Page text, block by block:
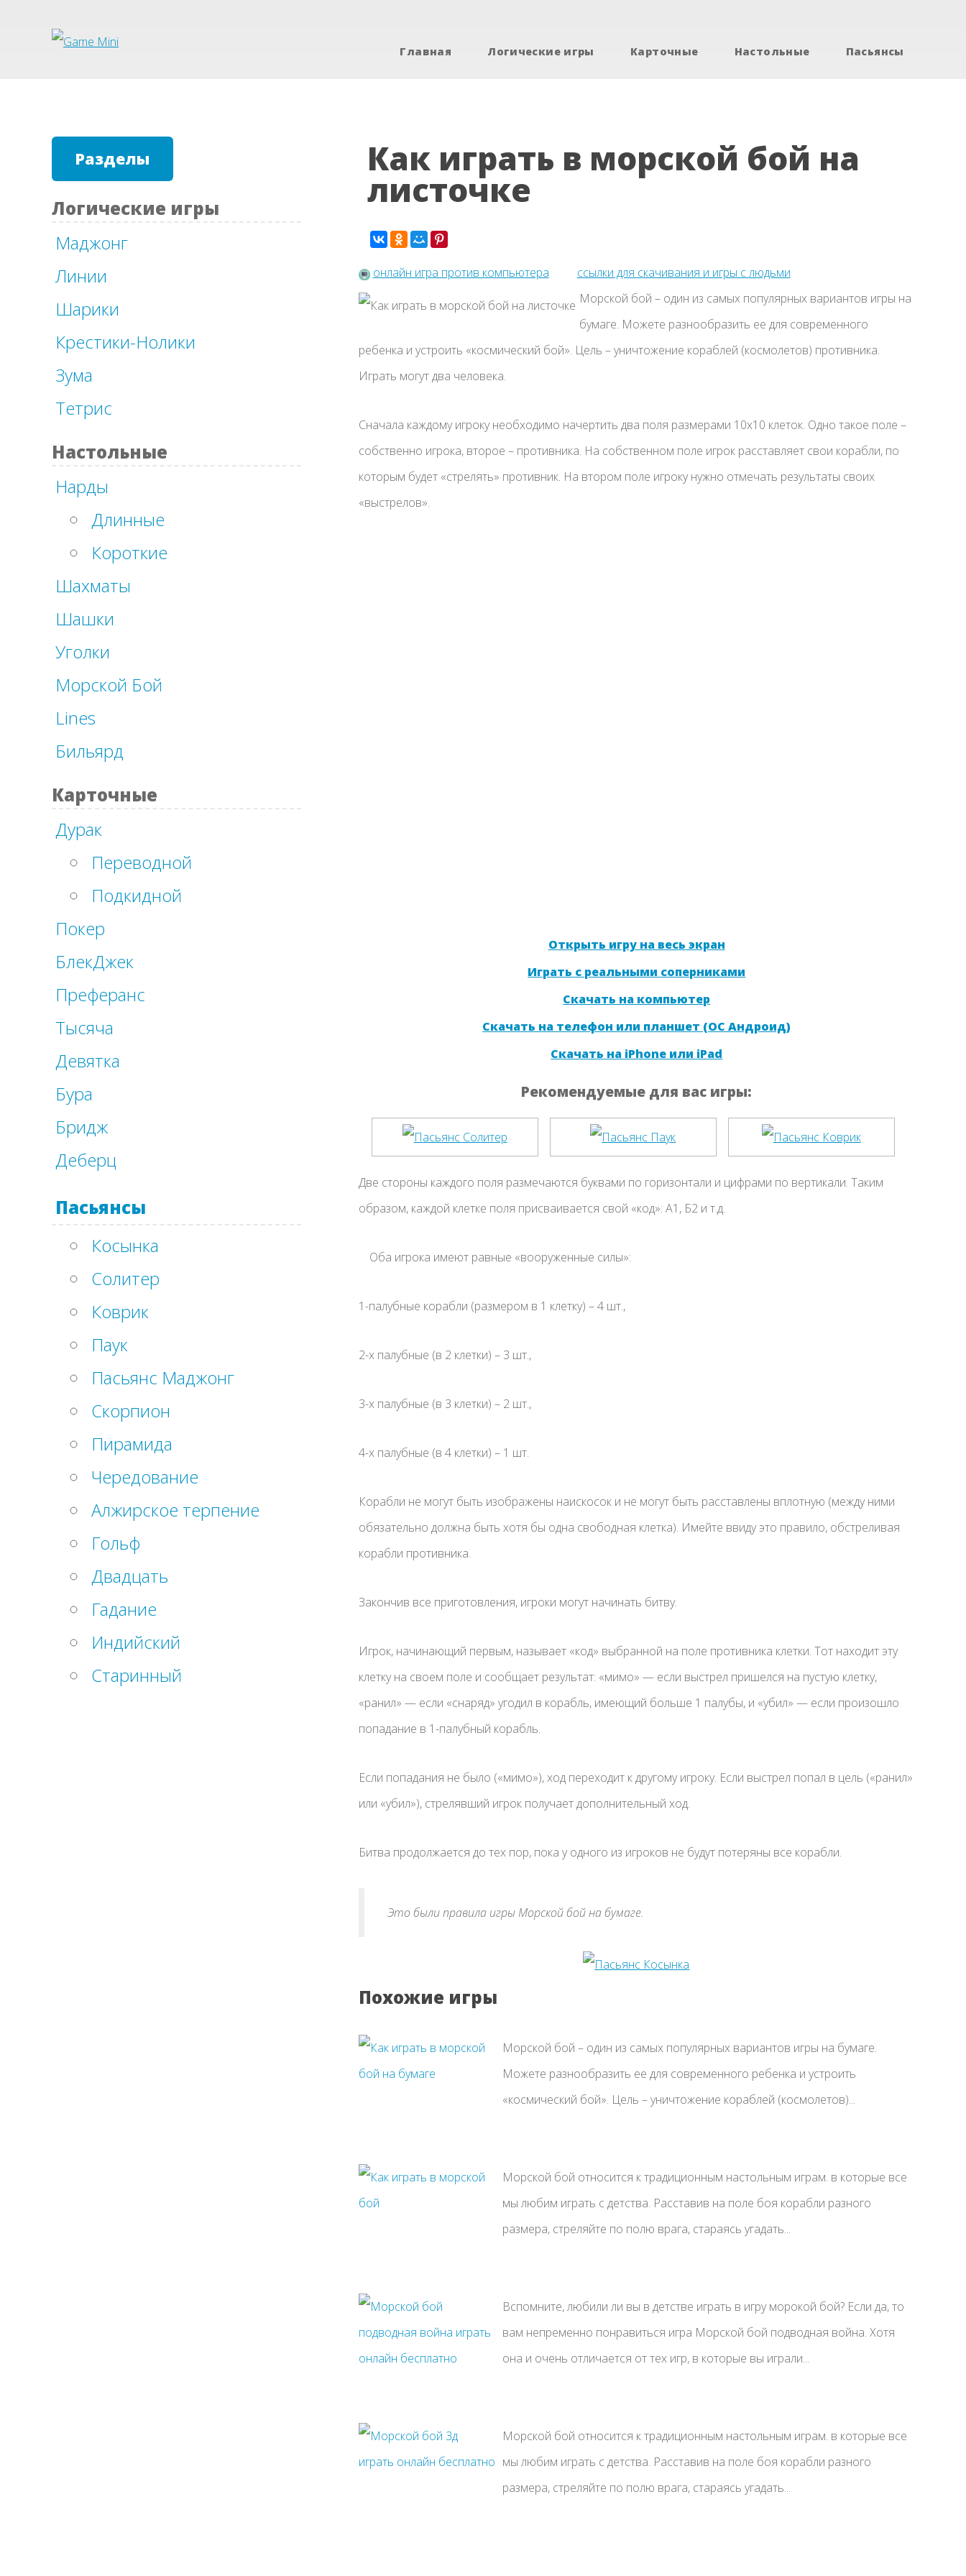
Главная Логические игры Карточные Настольные Пасьянсы
Разделы
Логические игры
Маджонг
Линии
Шарики
Крестики-Нолики
Зума
Тетрис
Настольные
Нарды
Длинные
Короткие
Шахматы
Шашки
Уголки
Морской Бой
Lines
Бильярд
Карточные
Дурак
Переводной
Подкидной
Покер
БлекДжек
Преферанс
Тысяча
Девятка
Бура
Бридж
Деберц
Пасьянсы
Косынка
Солитер
Коврик
Паук
Пасьянс Маджонг
Скорпион
Пирамида
Чередование
Алжирское терпение
Гольф
Двадцать
Гадание
Индийский
Старинный
Как играть в морской бой на
листочке
онлайн игра против компьютера
ссылки для скачивания и игры с людьми
Морской бой – один из самых популярных вариантов игры на
бумаге. Можете разнообразить ее для современного
ребенка и устроить «космический бой». Цель – уничтожение кораблей (космолетов) противника.
Играть могут два человека.
Сначала каждому игроку необходимо начертить два поля размерами 10х10 клеток. Одно такое поле –
собственно игрока, второе – противника. На собственном поле игрок расставляет свои корабли, по
которым будет «стрелять» противник. На втором поле игроку нужно отмечать результаты своих
«выстрелов».
Открыть игру на весь экран
Играть с реальными соперниками
Скачать на компьютер
Скачать на телефон или планшет (ОС Андроид)
Скачать на iPhone или iPad
Рекомендуемые для вас игры:
Две стороны каждого поля размечаются буквами по горизонтали и цифрами по вертикали. Таким
образом, каждой клетке поля присваивается свой «код»: А1, Б2 и т.д.
Оба игрока имеют равные «вооруженные силы»:
1-палубные корабли (размером в 1 клетку) – 4 шт.,
2-х палубные (в 2 клетки) – 3 шт.,
3-х палубные (в 3 клетки) – 2 шт.,
4-х палубные (в 4 клетки) – 1 шт.
Корабли не могут быть изображены наискосок и не могут быть расставлены вплотную (между ними
обязательно должна быть хотя бы одна свободная клетка). Имейте ввиду это правило, обстреливая
корабли противника.
Закончив все приготовления, игроки могут начинать битву.
Игрок, начинающий первым, называет «код» выбранной на поле противника клетки. Тот находит эту
клетку на своем поле и сообщает результат: «мимо» — если выстрел пришелся на пустую клетку,
«ранил» — если «снаряд» угодил в корабль, имеющий больше 1 палубы, и «убил» — если произошло
попадание в 1-палубный корабль.
Если попадания не было («мимо»), ход переходит к другому игроку. Если выстрел попал в цель («ранил»
или «убил»), стрелявший игрок получает дополнительный ход.
Битва продолжается до тех пор, пока у одного из игроков не будут потеряны все корабли.
Это были правила игры Морской бой на бумаге.
Похожие игры
Морской бой – один из самых популярных вариантов игры на бумаге.
Можете разнообразить ее для современного ребенка и устроить
«космический бой». Цель – уничтожение кораблей (космолетов)...
Морской бой относится к традиционным настольным играм. в которые все
мы любим играть с детства. Расставив на поле боя корабли разного
размера, стреляйте по полю врага, стараясь угадать...
Вспомните, любили ли вы в детстве играть в игру морокой бой? Если да, то
вам непременно понравиться игра Морской бой подводная война. Хотя
она и очень отличается от тех игр, в которые вы играли...
Морской бой относится к традиционным настольным играм. в которые все
мы любим играть с детства. Расставив на поле боя корабли разного
размера, стреляйте по полю врага, стараясь угадать...